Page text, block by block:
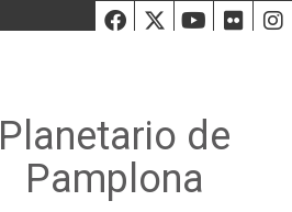
Facebook
Twiiter
Planetario de
Pamplona